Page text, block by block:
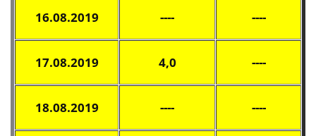
16.08.2019 ---- ----
17.08.2019 4,0 ----
18.08.2019 ---- ----